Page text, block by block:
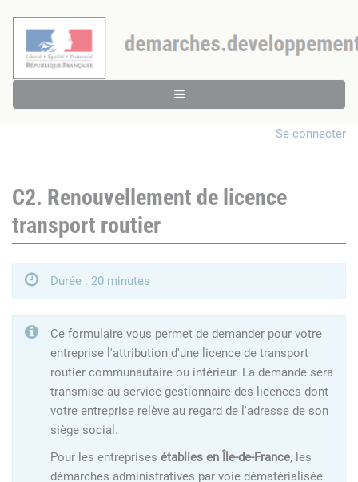
Se connecter
C2. Renouvellement de licence
transport routier
Durée : 20 minutes
Ce formulaire vous permet de demander pour votre
entreprise l'attribution d'une licence de transport
routier communautaire ou intérieur. La demande sera
transmise au service gestionnaire des licences dont
votre entreprise relève au regard de l'adresse de son
siège social.
Pour les entreprises établies en Île-de-France, les
démarches administratives par voie dématérialisée